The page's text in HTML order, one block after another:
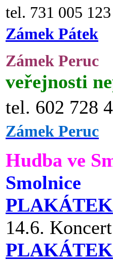
tel. 731 005 123
Zámek Pátek
Zámek Peruc
veřejnosti
tel. 602 728
Zámek Peruc
Hudba ve
Smolnice
PLAKÁTEK
14.6.
PLAKÁTEK